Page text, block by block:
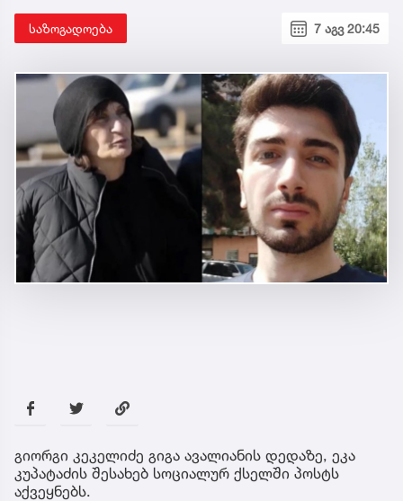
საზოგადოება 7 აგვ 20:45
გიორგი კეკელიძე გიგა ავალიანის დედაზე, ეკა
კუპატაძის შესახებ სოციალურ ქსელში პოსტს
აქვეყნებს.